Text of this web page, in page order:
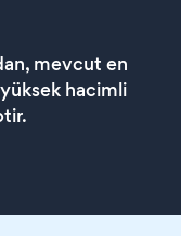
mevcut en
hacimli